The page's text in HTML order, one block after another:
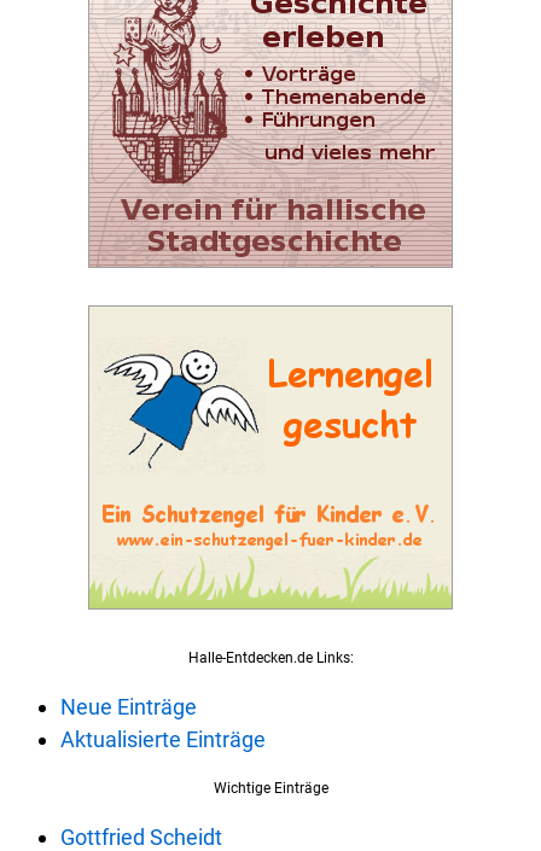
Halle-Entdecken.de Links:
Neue Einträge
Aktualisierte Einträge
Wichtige Einträge
Gottfried Scheidt